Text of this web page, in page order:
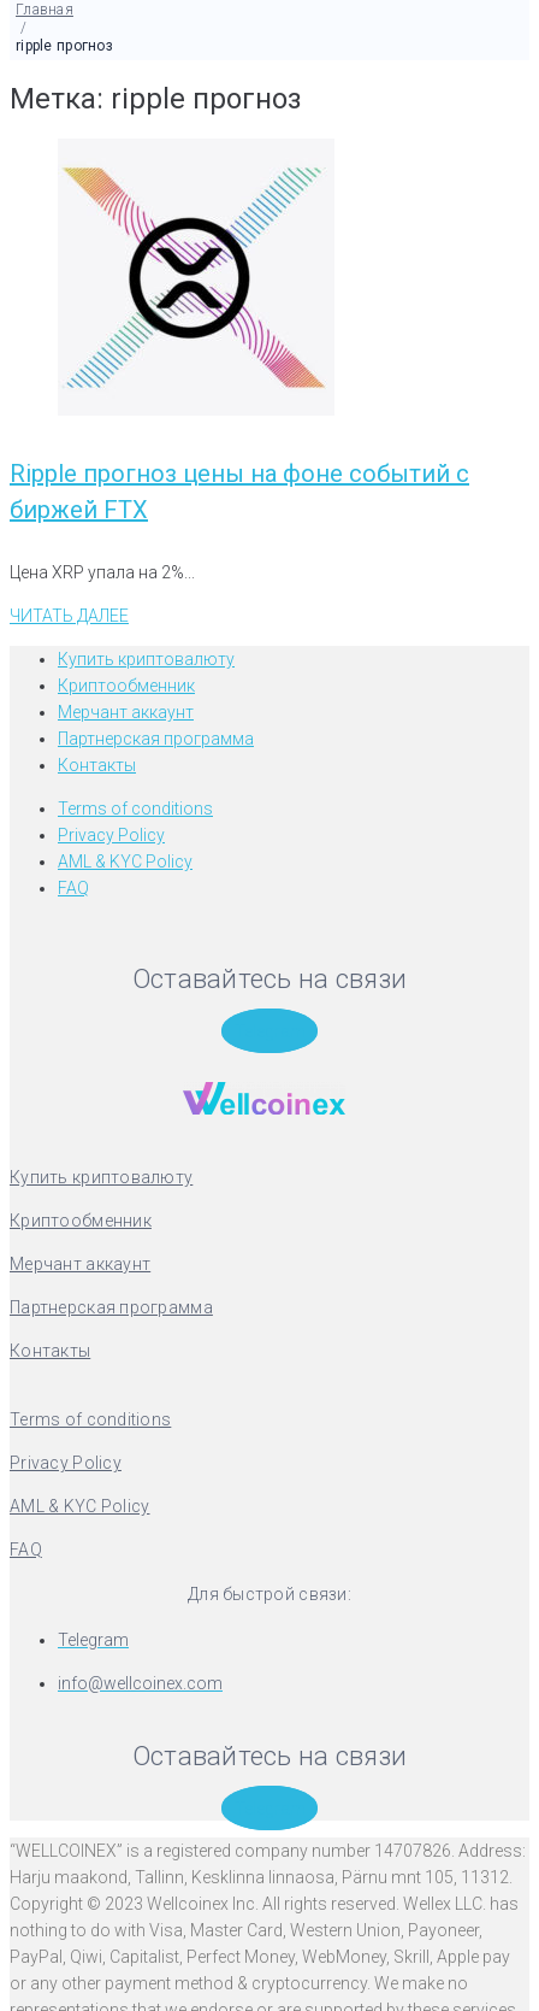
Главная
/
ripple прогноз
Метка: ripple прогноз
Ripple прогноз цены на фоне событий с
биржей FTX
Цена XRP упала на 2%...
ЧИТАТЬ ДАЛЕЕ
Купить криптовалюту
Криптообменник
Мерчант аккаунт
Партнерская программа
Контакты
Terms of conditions
Privacy Policy
AML & KYC Policy
FAQ
Оставайтесь на связи
Купить криптовалюту
Криптообменник
Мерчант аккаунт
Партнерская программа
Контакты
Terms of conditions
Privacy Policy
AML & KYC Policy
FAQ
Для быстрой связи:
Telegram
info@wellcoinex.com
Оставайтесь на связи
“WELLCOINEX” is a registered company number 14707826. Address:
Harju maakond, Tallinn, Kesklinna linnaosa, Pärnu mnt 105, 11312.
Copyright © 2023 Wellcoinex Inc. All rights reserved. Wellex LLC. has
nothing to do with Visa, Master Card, Western Union, Payoneer,
PayPal, Qiwi, Capitalist, Perfect Money, WebMoney, Skrill, Apple pay
or any other payment method & cryptocurrency. We make no